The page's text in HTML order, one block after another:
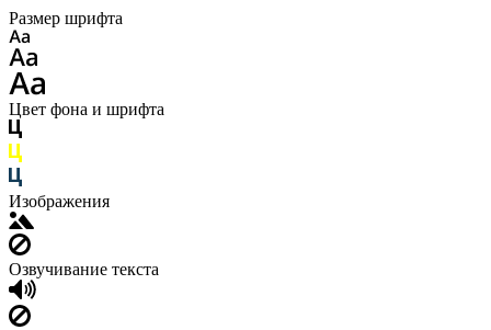
Размер шрифта
Цвет фона и шрифта
Изображения
Озвучивание текста